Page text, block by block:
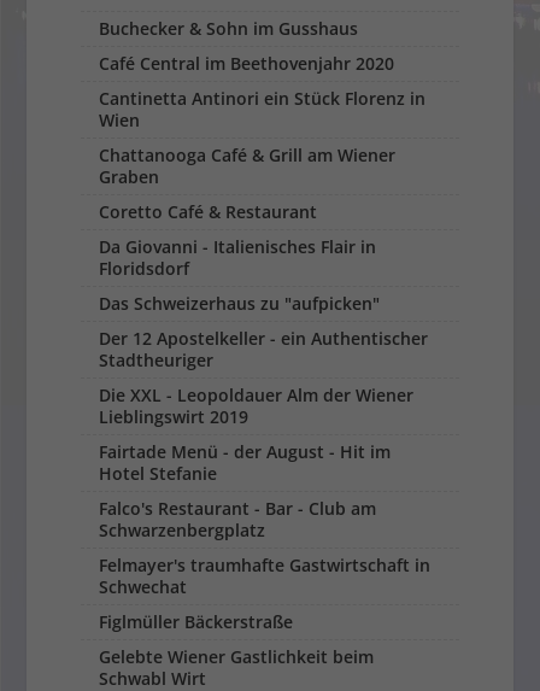
Buchecker & Sohn im Gusshaus
Café Central im Beethovenjahr 2020
Cantinetta Antinori ein Stück Florenz in
Wien
Chattanooga Café & Grill am Wiener
Graben
Coretto Café & Restaurant
Da Giovanni - Italienisches Flair in
Floridsdorf
Das Schweizerhaus zu "aufpicken"
Der 12 Apostelkeller - ein Authentischer
Stadtheuriger
Die XXL - Leopoldauer Alm der Wiener
Lieblingswirt 2019
Fairtade Menü - der August - Hit im
Hotel Stefanie
Falco's Restaurant - Bar - Club am
Schwarzenbergplatz
Felmayer's traumhafte Gastwirtschaft in
Schwechat
Figlmüller Bäckerstraße
Gelebte Wiener Gastlichkeit beim
Schwabl Wirt